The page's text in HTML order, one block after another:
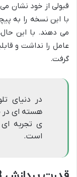
قبولی از خود نشان می
با این نسخه را به
می دهند. با این
عامل را نداشت و
گرفت.
ی تجربه ای
است.